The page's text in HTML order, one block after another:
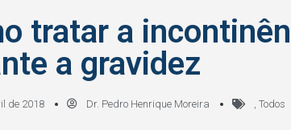
tratar a
a gravidez
de 2018 Dr. Pedro Henrique Moreira Todos